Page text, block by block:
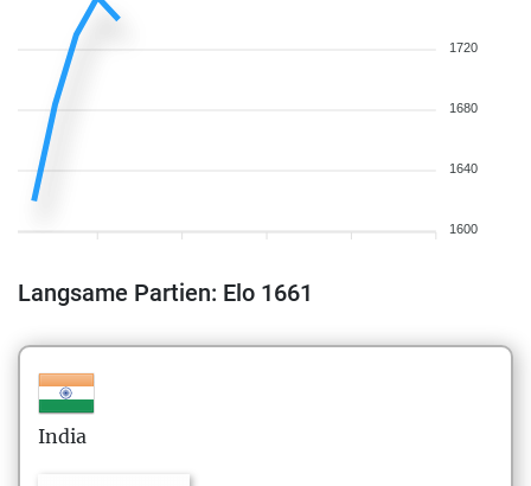
1720
1680
1640
1600
Langsame Partien: Elo 1661
India